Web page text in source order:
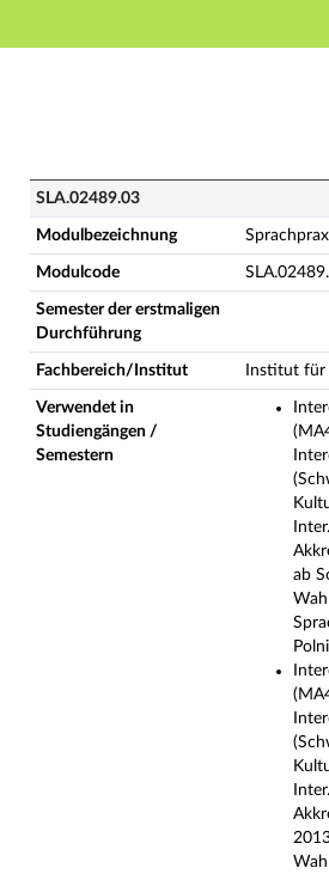
Hauptnavigation
SLA.02489.03 - Sprachpraxis -
SLA.02489.03
Modulbezeichnung
Modulcode
Semester der erstmaligen
Durchführung
Fachbereich/Institut Institut für
Verwendet in
Studiengängen /
Semestern
ab